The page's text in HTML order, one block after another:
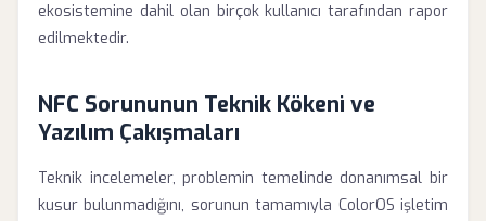
ekosistemine dahil olan birçok kullanıcı tarafından rapor
edilmektedir.
NFC Sorununun Teknik Kökeni ve
Yazılım Çakışmaları
Teknik incelemeler, problemin temelinde donanımsal bir
kusur bulunmadığını, sorunun tamamıyla ColorOS işletim